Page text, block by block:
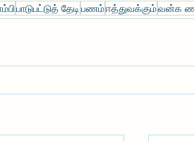
பாடுபட்டுத் தேடி பணம்ஈத்துவக்கும்வன்க